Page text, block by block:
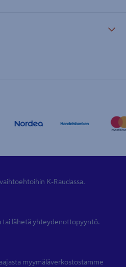
K-Raudassa.
tai lähetä yhteydenottopyyntö.
myymäläverkostostamme